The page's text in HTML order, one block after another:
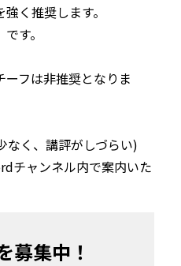
く推奨します。
す。
フは非推奨となりま
なく、講評がしづらい)
チャンネル内で案内いた
募集中！